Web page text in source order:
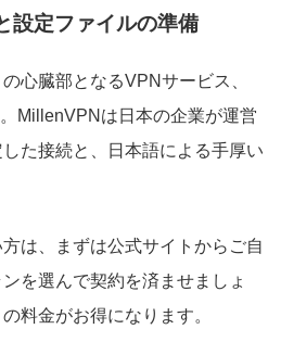
設定ファイルの準備
心臓部となるVPNサービス、
MillenVPNは日本の企業が運営
た接続と、日本語による手厚い
は、まずは公式サイトからご自
を選んで契約を済ませましょ
料金がお得になります。